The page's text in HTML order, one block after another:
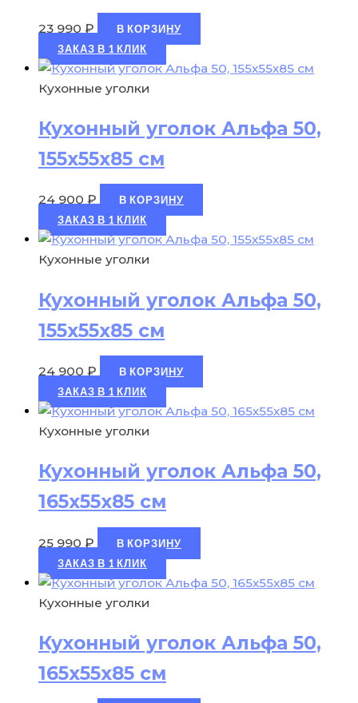
23 990 ₽
В КОРЗИНУ
ЗАКАЗ В 1 КЛИК
Кухонные уголки
Кухонный уголок Альфа 50,
155х55х85 см
24 900 ₽
В КОРЗИНУ
ЗАКАЗ В 1 КЛИК
Кухонные уголки
Кухонный уголок Альфа 50,
155х55х85 см
24 900 ₽
В КОРЗИНУ
ЗАКАЗ В 1 КЛИК
Кухонные уголки
Кухонный уголок Альфа 50,
165х55х85 см
25 990 ₽
В КОРЗИНУ
ЗАКАЗ В 1 КЛИК
Кухонные уголки
Кухонный уголок Альфа 50,
165х55х85 см